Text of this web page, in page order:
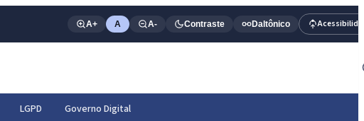
A+ A A- Contraste Daltônico
LGPD Governo Digital